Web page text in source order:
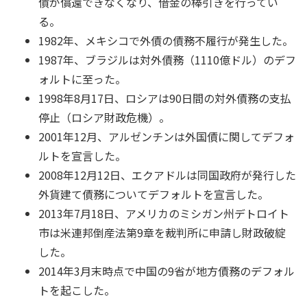
る。
1982年、メキシコで外債の債務不履行が発生した。
1987年、ブラジルは対外債務（1110億ドル）のデフ
ォルトに至った。
1998年8月17日、ロシアは90日間の対外債務の支払
停止（ロシア財政危機）。
2001年12月、アルゼンチンは外国債に関してデフォ
ルトを宣言した。
2008年12月12日、エクアドルは同国政府が発行した
外貨建て債務についてデフォルトを宣言した。
2013年7月18日、アメリカのミシガン州デトロイト
市は米連邦倒産法第9章を裁判所に申請し財政破綻
した。
2014年3月末時点で中国の9省が地方債務のデフォル
トを起こした。